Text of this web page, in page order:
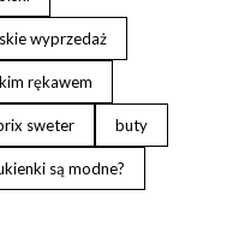
wyprzedaż
rękawem
sweter buty
są modne?